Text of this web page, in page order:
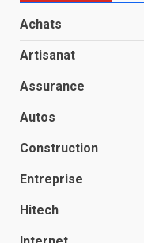
Achats
Artisanat
Assurance
Autos
Construction
Entreprise
Hitech